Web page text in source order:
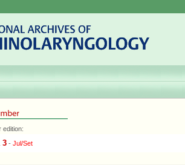
edition:
3 - Jul/Set